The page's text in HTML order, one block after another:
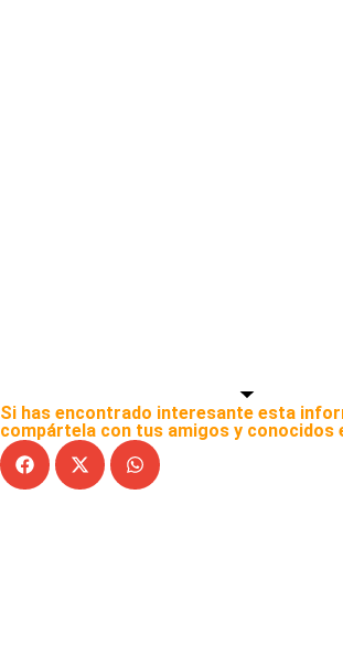
Si has encontrado interesante esta
compártela con tus amigos y conocidos